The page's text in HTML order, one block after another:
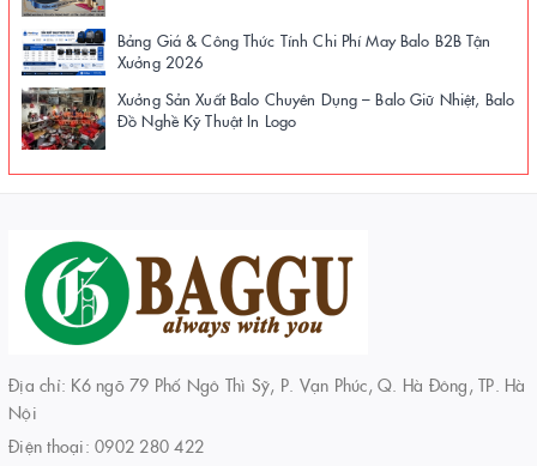
Bảng Giá & Công Thức Tính Chi Phí May Balo B2B Tận
Xưởng 2026
Xưởng Sản Xuất Balo Chuyên Dụng – Balo Giữ Nhiệt, Balo
Đồ Nghề Kỹ Thuật In Logo
Địa chỉ: K6 ngõ 79 Phố Ngô Thì Sỹ, P. Vạn Phúc, Q. Hà Đông, TP. Hà
Nội
Điện thoại: 0902 280 422